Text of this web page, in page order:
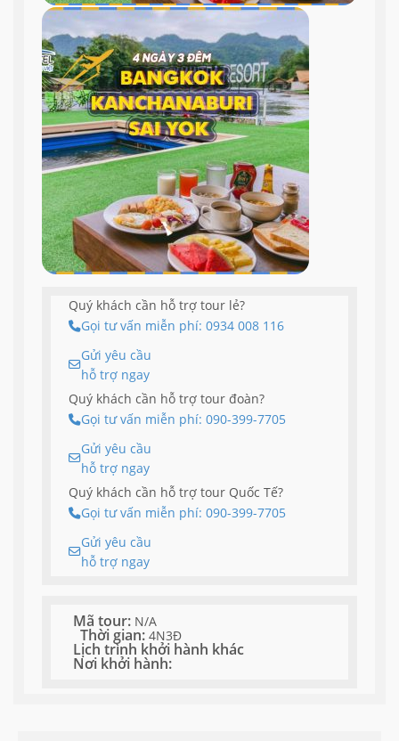
Quý khách cần hỗ trợ tour lẻ?
Gọi tư vấn miễn phí: 0934 008 116
Gửi yêu cầu
hỗ trợ ngay
Quý khách cần hỗ trợ tour đoàn?
Gọi tư vấn miễn phí: 090-399-7705
Gửi yêu cầu
hỗ trợ ngay
Quý khách cần hỗ trợ tour Quốc Tế?
Gọi tư vấn miễn phí: 090-399-7705
Gửi yêu cầu
hỗ trợ ngay
Mã tour: N/A
Thời gian: 4N3Đ
Lịch trình khởi hành khác
Nơi khởi hành: